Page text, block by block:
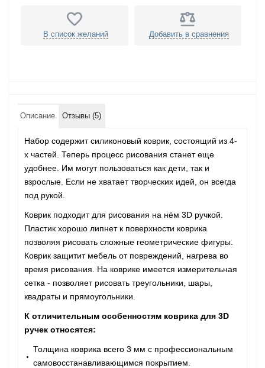
В список желаний Добавить в сравнения
Описание Отзывы (5)
Набор содержит силиконовый коврик, состоящий из 4-
х частей. Теперь процесс рисования станет еще
удобнее. Им могут пользоваться как дети, так и
взрослые. Если не хватает творческих идей, он всегда
под рукой.
Коврик подходит для рисования на нём 3D ручкой.
Пластик хорошо липнет к поверхности коврика
позволяя рисовать сложные геометрические фигуры.
Коврик защитит мебель от повреждений, нагрева во
время рисования. На коврике имеется измерительная
сетка - позволяет рисовать треугольники, шары,
квадраты и прямоугольники.
К отличительным особенностям коврика для 3D
ручек относятся:
Толщина коврика всего 3 мм с профессиональным
самовосстанавливающимся покрытием.